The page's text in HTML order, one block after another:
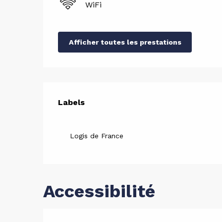
WiFi
Afficher toutes les prestations
Offres
Labels
Labels
Logis de France
Accessibilité